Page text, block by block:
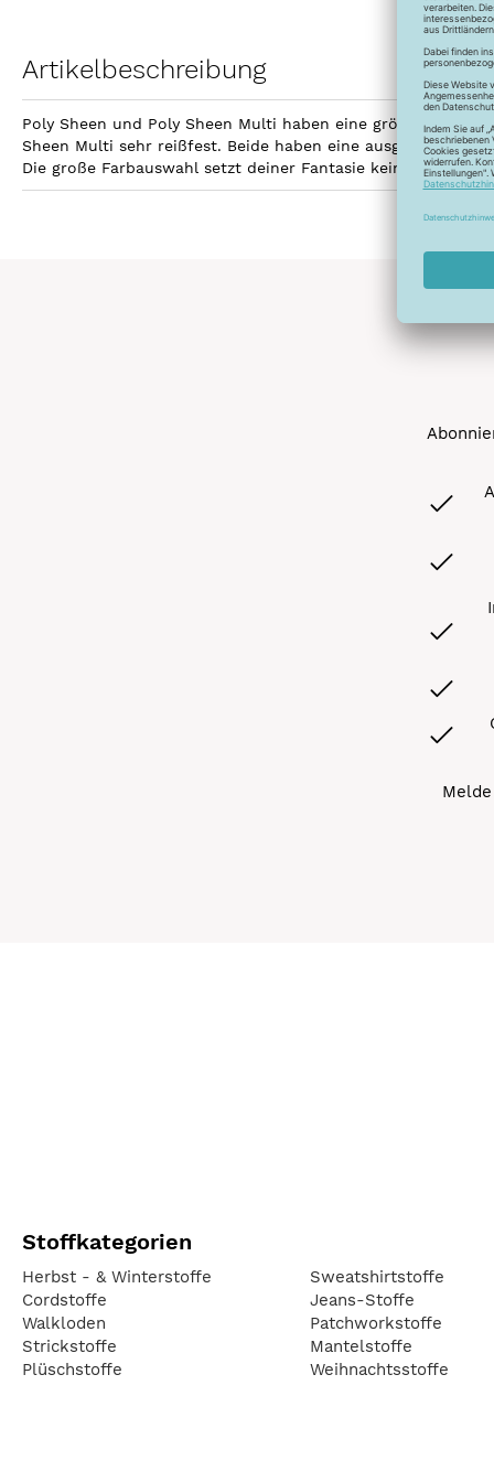
Artikelbeschreibung
Poly Sheen und Poly Sheen Multi haben eine größere
Sheen Multi sehr reißfest. Beide haben eine
Die große Farbauswahl setzt deiner Fantasie keine Grenzen
Stoffkategorien
Herbst - & Winterstoffe
Cordstoffe
Walkloden
Strickstoffe
Plüschstoffe
Sweatshirtstoffe
Jeans-Stoffe
Patchworkstoffe
Mantelstoffe
Weihnachtsstoffe